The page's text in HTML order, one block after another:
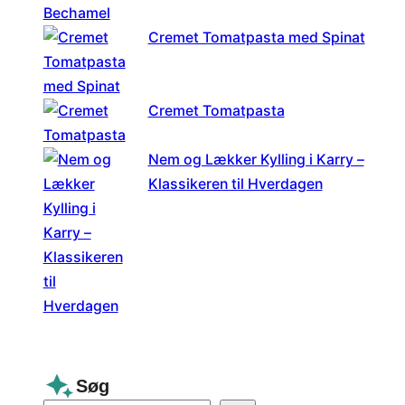
Cremet Tomatpasta med Spinat
Cremet Tomatpasta
Nem og Lækker Kylling i Karry –
Klassikeren til Hverdagen
Søg